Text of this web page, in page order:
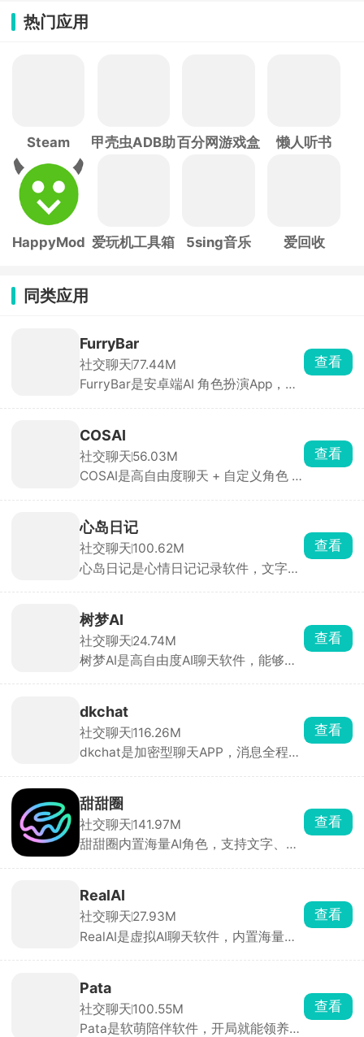
热门应用
Steam
甲壳虫ADB助百分网游戏盒
懒人听书
HappyMod 爱玩机工具箱 5sing音乐 爱回收
同类应用
FurryBar
社交聊天77.44M
FurryBar是安卓端AI 角色扮演App，中
险，也能在社区里晒自己的绘画、兽
装、写作和梗图，整体氛围偏二次元、
偏 fur 向。适合兽圈爱好者、语C玩
家、剧本杀/跑团党、绘画写作者。喜
查看
COSAI
社交聊天56.03M
COSAI是高自由度聊天 + 自定义角色 +
语音、图片三种输入，AI 可回图片/语
音，部分角色还能发送表情包与情绪动
作。内置 100+ 立绘角色，每个角色都
有独立背景线与语音包，可自定义外
越贴合个人风格。既能 24 h 陪聊，也
能写互动剧、群聊飙戏，是目前自由度
较高的 AI 树洞与创作工具。
查看
心岛日记
社交聊天100.62M
心岛日记是心情日记记录软件，文字、
信件，定时寄给以后的自己，像时间胶
囊。还能够匿名开麦聊天，没人知道你
是谁，随便说心事。自动匹配当下和你
情绪一样的人，互相安慰。画风软萌温
查看
树梦AI
社交聊天24.74M
树梦AI是高自由度AI聊天软件，能够沉
选中剧本输入对话行动，AI 顺着你的行
为实时推进剧情，不同回答走向完全不
一样的结局，反复玩都有新鲜感。
查看
dkchat
社交聊天116.26M
dkchat是加密型聊天APP，消息全程加
密对话不容易泄露。还有AI兴趣匹配，
可以根据爱好匹配陌生网友。也能和家
人、邻居保持日常联系，自带打卡记
录，方便亲友互相知晓近况。适合日常
查看
甜甜圈
社交聊天141.97M
甜甜圈内置海量AI角色，支持文字、语
对象。AI自带长效记忆，能记住聊天细
节，通过互动积攒心动值解锁专属支线
剧情，适合沉浸式聊天解压。
查看
RealAI
社交聊天27.93M
RealAI是虚拟AI聊天软件，内置海量不
定外貌和性格，聊得越多好感度越高，
AI会记住你说的大小事，记住过往聊天
内容，人设反应越来越契合预期。
查看
Pata
社交聊天100.55M
Pata是软萌陪伴软件，开局就能领养一
查看